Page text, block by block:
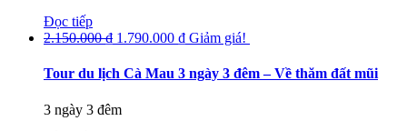
Đọc tiếp
2.150.000₫ 1.790.000 ₫ Giảm giá!
Tour du lịch Cà Mau 3 ngày 3 đêm – Về thăm đất mũi
3 ngày 3 đêm